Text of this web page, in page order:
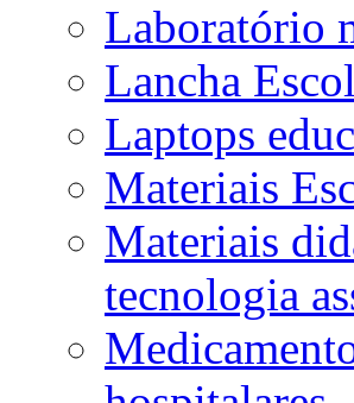
Laboratório
Lancha
Laptops
Materiais
Materiais
tecnologia